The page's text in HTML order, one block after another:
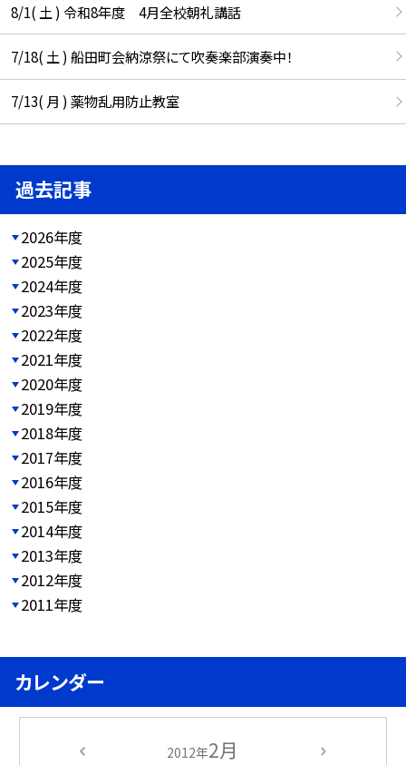
8/1( 土 ) 令和8年度 4月全校朝礼講話
7/18( 土 ) 船田町会納涼祭にて吹奏楽部演奏中！
7/13( 月 ) 薬物乱用防止教室
過去記事
2026年度
2025年度
2024年度
2023年度
2022年度
2021年度
2020年度
2019年度
2018年度
2017年度
2016年度
2015年度
2014年度
2013年度
2012年度
2011年度
カレンダー
2012年2月